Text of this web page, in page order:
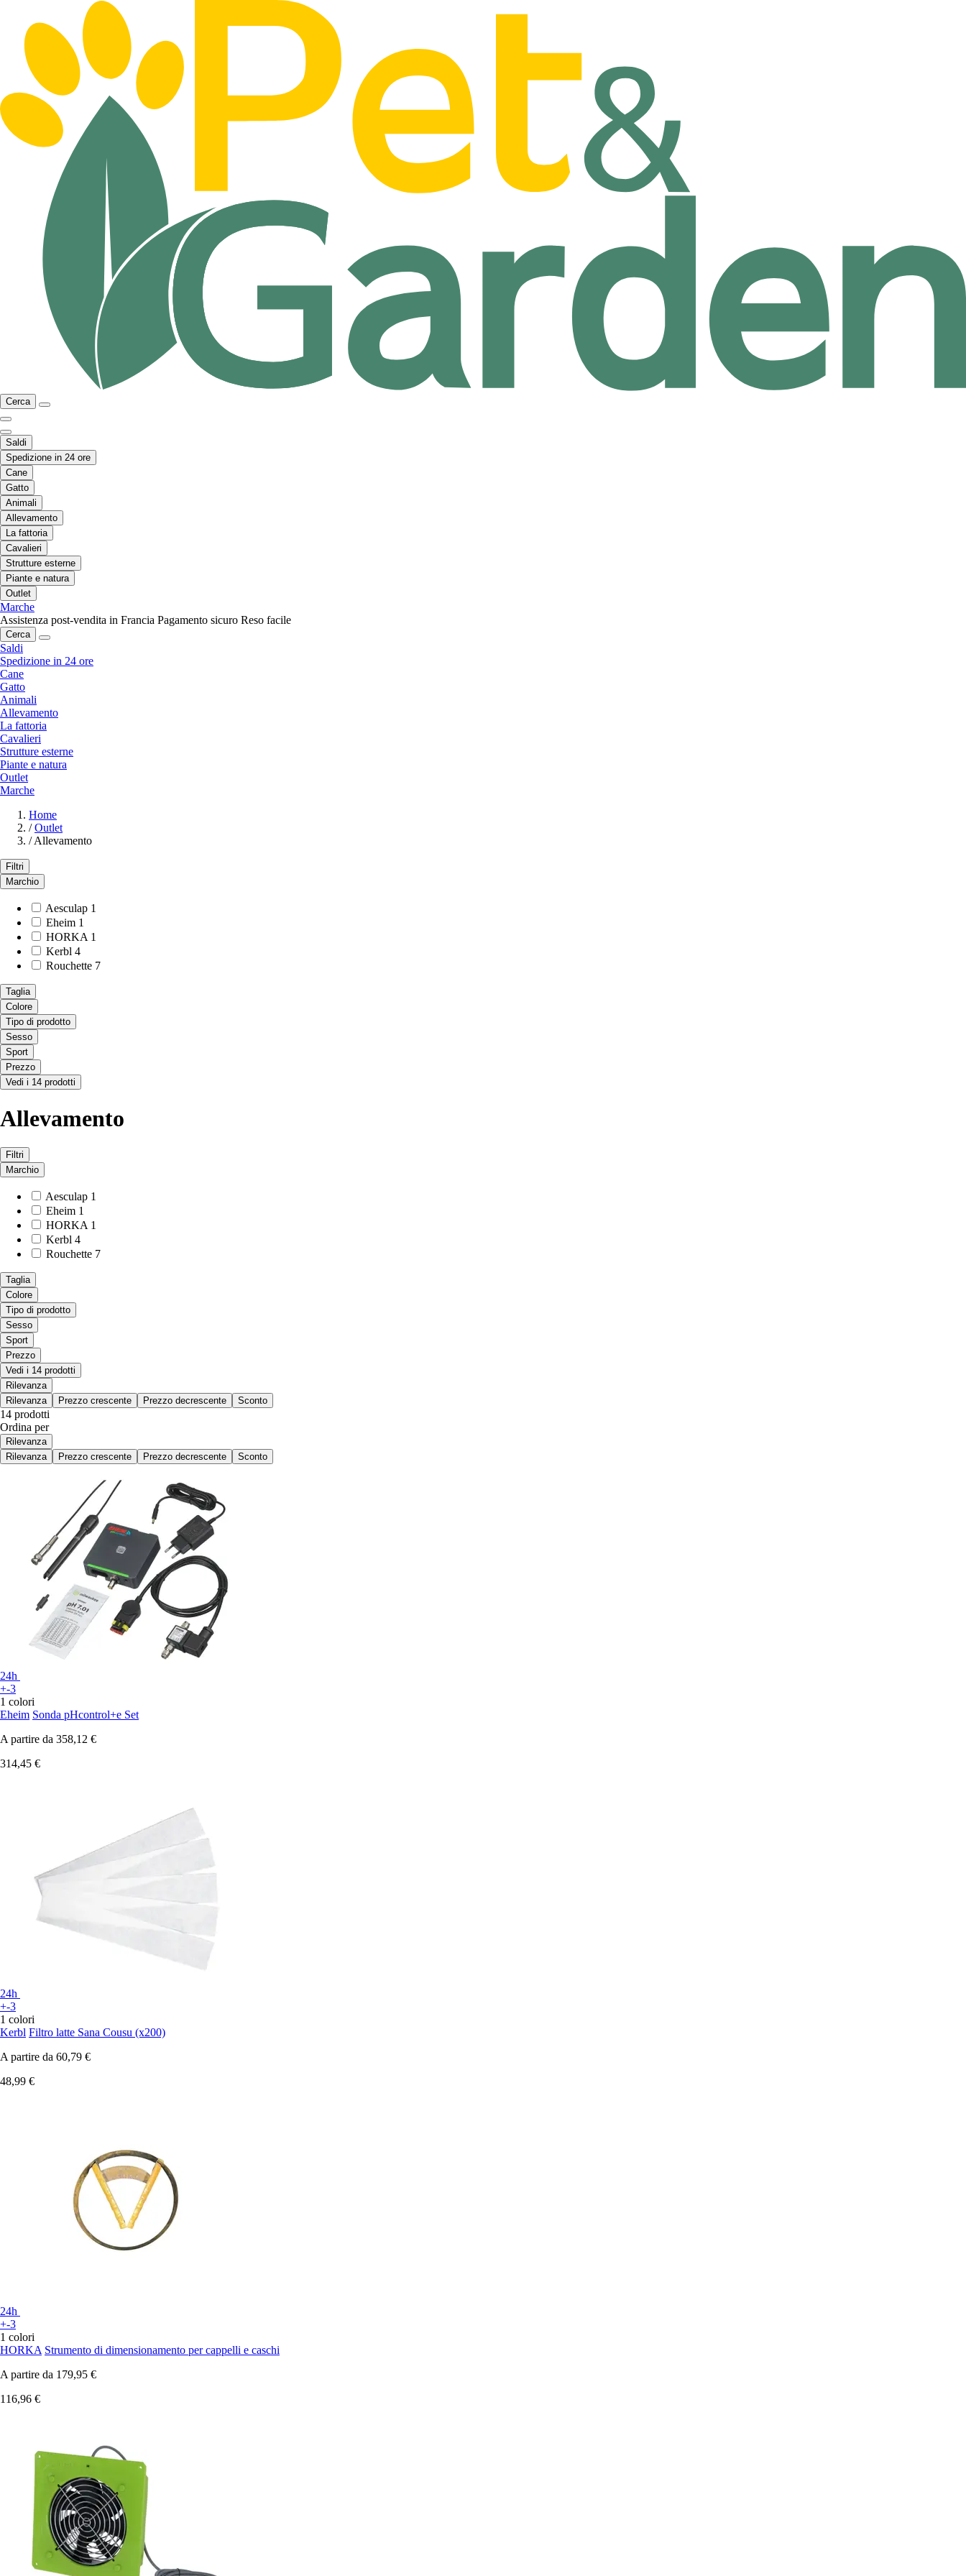
Cerca
Saldi
Spedizione in 24 ore
Cane
Gatto
Animali
Allevamento
La fattoria
Cavalieri
Strutture esterne
Piante e natura
Outlet
Marche
Assistenza post-vendita in Francia Pagamento sicuro Reso facile
Cerca
Saldi
Spedizione in 24 ore
Cane
Gatto
Animali
Allevamento
La fattoria
Cavalieri
Strutture esterne
Piante e natura
Outlet
Marche
Home
/ Outlet
/ Allevamento
Filtri
Marchio
Aesculap 1
Eheim 1
HORKA 1
Kerbl 4
Rouchette 7
Taglia
Colore
Tipo di prodotto
Sesso
Sport
Prezzo
Vedi i 14 prodotti
Allevamento
Filtri
Marchio
Aesculap 1
Eheim 1
HORKA 1
Kerbl 4
Rouchette 7
Taglia
Colore
Tipo di prodotto
Sesso
Sport
Prezzo
Vedi i 14 prodotti
Rilevanza
Rilevanza
Prezzo crescente Prezzo decrescente Sconto
14 prodotti
Ordina per
Rilevanza
Rilevanza
Prezzo crescente Prezzo decrescente Sconto
24h
+-3
1 colori
Eheim Sonda pHcontrol+e Set
A partire da 358,12 €
314,45 €
24h
+-3
1 colori
Kerbl Filtro latte Sana Cousu (x200)
A partire da 60,79 €
48,99 €
24h
+-3
1 colori
HORKA Strumento di dimensionamento per cappelli e caschi
A partire da 179,95 €
116,96 €